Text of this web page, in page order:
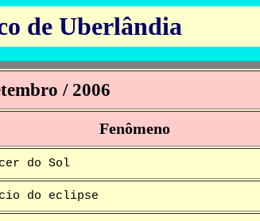
de Uberlândia
/ 2006
Fenômeno
do Sol
do eclipse